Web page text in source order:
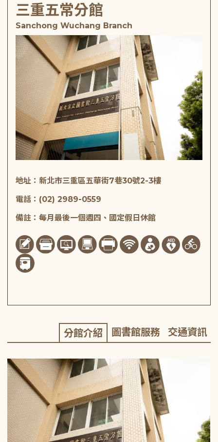
三重五常分館
Sanchong Wuchang Branch
地址：新北市三重區五華街7巷30號2-3樓
電話：(02) 2989-0559
備註：每月最後一個週四、國定假日休館
分館介紹 圖書館服務 交通資訊